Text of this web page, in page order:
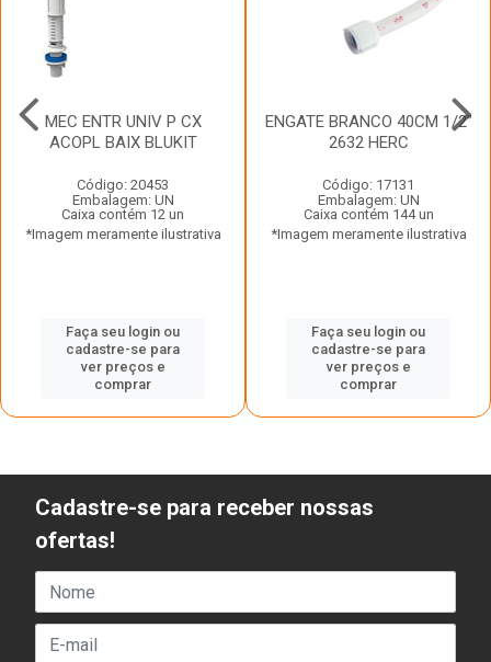
MEC ENTR UNIV P CX
ACOPL BAIX BLUKIT
Código: 20453
Embalagem: UN
Caixa contém 12 un
*Imagem meramente ilustrativa
Faça seu login ou
cadastre-se para
ver preços e
comprar
ENGATE BRANCO 40CM 1/2”
2632 HERC
Código: 17131
Embalagem: UN
Caixa contém 144 un
*Imagem meramente ilustrativa
Faça seu login ou
cadastre-se para
ver preços e
comprar
Cadastre-se para receber nossas
ofertas!